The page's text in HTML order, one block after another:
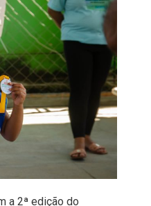
a 2ª edição do